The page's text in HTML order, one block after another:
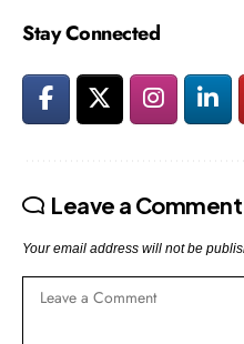
Stay Connected
Leave a Comment
Your email address will not be